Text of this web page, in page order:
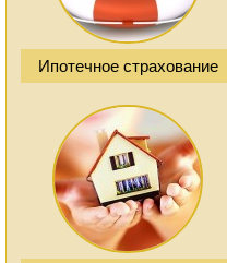
Ипотечное страхование